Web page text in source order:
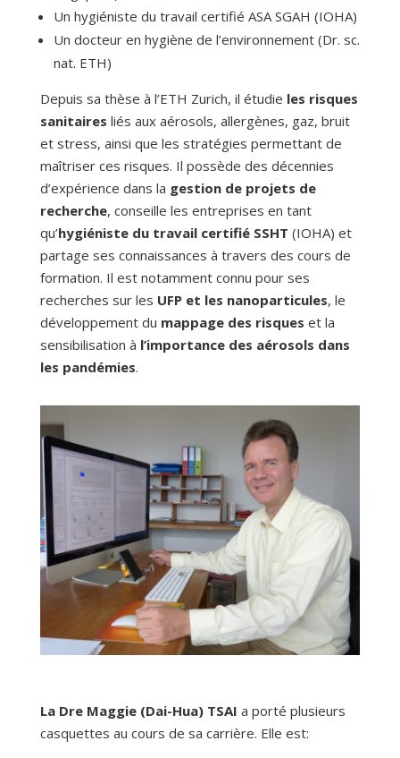
Un hygiéniste du travail certifié ASA SGAH (IOHA)
Un docteur en hygiène de l’environnement (Dr. sc.
nat. ETH)
Depuis sa thèse à l’ETH Zurich, il étudie les risques
sanitaires liés aux aérosols, allergènes, gaz, bruit
et stress, ainsi que les stratégies permettant de
maîtriser ces risques. Il possède des décennies
d’expérience dans la gestion de projets de
recherche, conseille les entreprises en tant
qu’hygiéniste du travail certifié SSHT (IOHA) et
partage ses connaissances à travers des cours de
formation. Il est notamment connu pour ses
recherches sur les UFP et les nanoparticules, le
développement du mappage des risques et la
sensibilisation à l’importance des aérosols dans
les pandémies.
La Dre Maggie (Dai-Hua) TSAI a porté plusieurs
casquettes au cours de sa carrière. Elle est: